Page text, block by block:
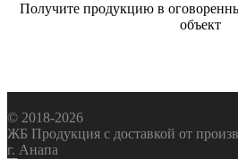
Получите продукцию в
объект
© 2018-2026
ЖБ Продукция с доставкой от
г. Анапа